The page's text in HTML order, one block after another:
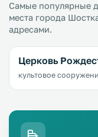
Самые популярные
места города
адресами.
Церковь
культовое